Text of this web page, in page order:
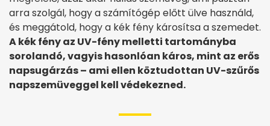
arra szolgál, hogy a számítógép előtt ülve használd,
és meggátold, hogy a kék fény károsítsa a szemedet.
A kék fény az UV-fény melletti tartományba
sorolandó, vagyis hasonlóan káros, mint az erős
napsugárzás – ami ellen köztudottan UV-szűrős
napszemüveggel kell védekezned.